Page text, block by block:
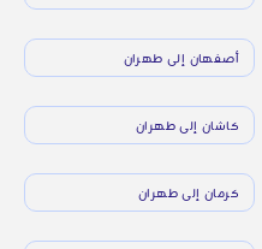
أصفهان إلى طهران
كاشان إلى طهران
كرمان إلى طهران